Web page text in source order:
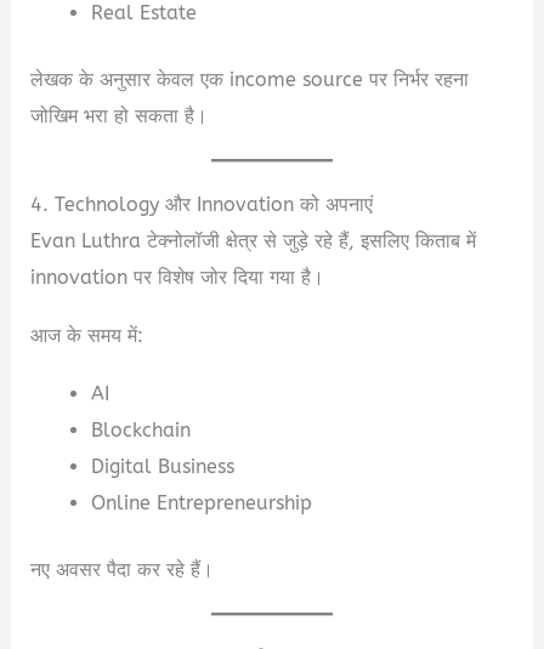
Real Estate
लेखक के अनुसार केवल एक income source पर निर्भर रहना
जोखिम भरा हो सकता है।
4. Technology और Innovation को अपनाएं
Evan Luthra टेक्नोलॉजी क्षेत्र से जुड़े रहे हैं, इसलिए किताब में
innovation पर विशेष जोर दिया गया है।
आज के समय में:
AI
Blockchain
Digital Business
Online Entrepreneurship
नए अवसर पैदा कर रहे हैं।